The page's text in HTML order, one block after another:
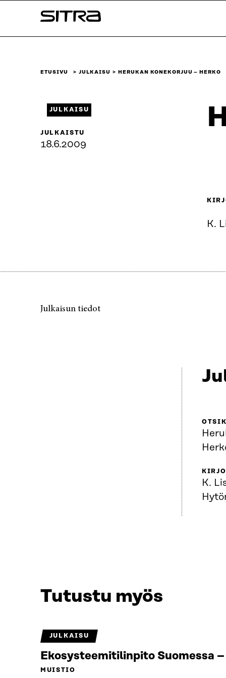
sisältöön
Sitra
ETUSIVU JULKAISU HERUKAN KONEKORJUU – HERKO
JULKAISU
JULKAISTU
18.6.2009
K.
Julkaisun tiedot
K.
Tutustu myös
JULKAISU
Ekosysteemitilinpito Suomessa
MUISTIO